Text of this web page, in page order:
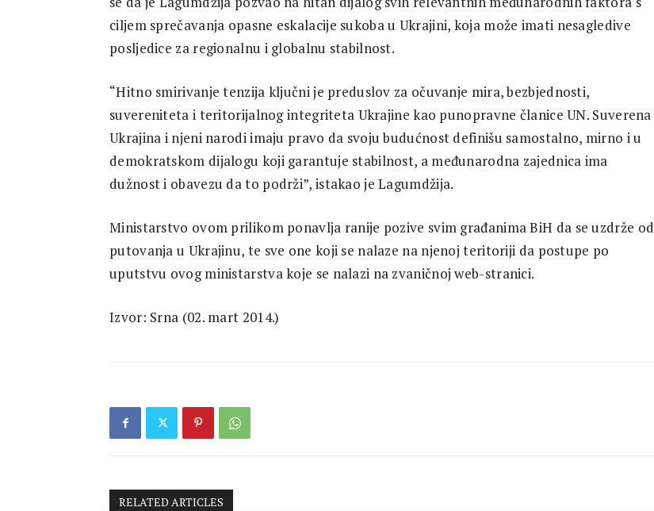
ciljem sprečavanja opasne eskalacije sukoba u Ukrajini, koja može imati nesagledive
posljedice za regionalnu i globalnu stabilnost.
“Hitno smirivanje tenzija ključni je preduslov za očuvanje mira, bezbjednosti,
suvereniteta i teritorijalnog integriteta Ukrajine kao punopravne članice UN. Suverena
Ukrajina i njeni narodi imaju pravo da svoju budućnost definišu samostalno, mirno i u
demokratskom dijalogu koji garantuje stabilnost, a međunarodna zajednica ima
dužnost i obavezu da to podrži”, istakao je Lagumdžija.
Ministarstvo ovom prilikom ponavlja ranije pozive svim građanima BiH da se uzdrže od
putovanja u Ukrajinu, te sve one koji se nalaze na njenoj teritoriji da postupe po
uputstvu ovog ministarstva koje se nalazi na zvaničnoj web-stranici.
Izvor: Srna (02. mart 2014.)
RELATED ARTICLES